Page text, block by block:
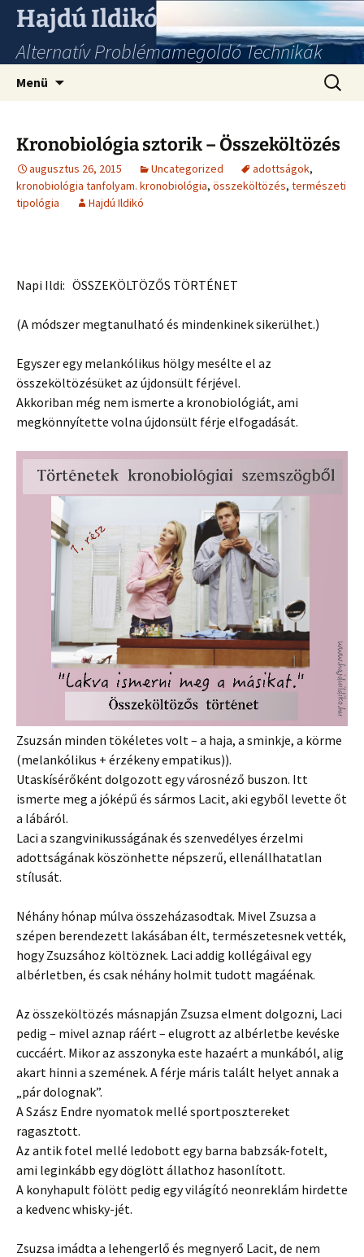
Hajdú Ildikó
Alternatív Problémamegoldó Technikák
Menü
Kronobiológia sztorik – Összeköltözés
augusztus 26, 2015 Uncategorized adottságok,
kronobiológia tanfolyam. kronobiológia, összeköltözés, természeti
tipológia
Hajdú Ildikó
Napi Ildi: ÖSSZEKÖLTÖZŐS TÖRTÉNET
(A módszer megtanulható és mindenkinek sikerülhet.)
Egyszer egy melankólikus hölgy mesélte el az
összeköltözésüket az újdonsült férjével.
Akkoriban még nem ismerte a kronobiológiát, ami
megkönnyítette volna újdonsült férje elfogadását.
Zsuzsán minden tökéletes volt – a haja, a sminkje, a körme
(melankólikus + érzékeny empatikus)).
Utaskísérőként dolgozott egy városnéző buszon. Itt
ismerte meg a jóképű és sármos Lacit, aki egyből levette őt
a lábáról.
Laci a szangvinikusságának és szenvedélyes érzelmi
adottságának köszönhette népszerű, ellenállhatatlan
stílusát.
Néhány hónap múlva összeházasodtak. Mivel Zsuzsa a
szépen berendezett lakásában élt, természetesnek vették,
hogy Zsuzsához költöznek. Laci addig kollégáival egy
albérletben, és csak néhány holmit tudott magáénak.
Az összeköltözés másnapján Zsuzsa elment dolgozni, Laci
pedig – mivel aznap ráért – elugrott az albérletbe kevéske
cuccáért. Mikor az asszonyka este hazaért a munkából, alig
akart hinni a szemének. A férje máris talált helyet annak a
„pár dolognak”.
A Szász Endre nyomatok mellé sportposztereket
ragasztott.
Az antik fotel mellé ledobott egy barna babzsák-fotelt,
ami leginkább egy döglött állathoz hasonlított.
A konyhapult fölött pedig egy világító neonreklám hirdette
a kedvenc whisky-jét.
Zsuzsa imádta a lehengerlő és megnyerő Lacit, de nem